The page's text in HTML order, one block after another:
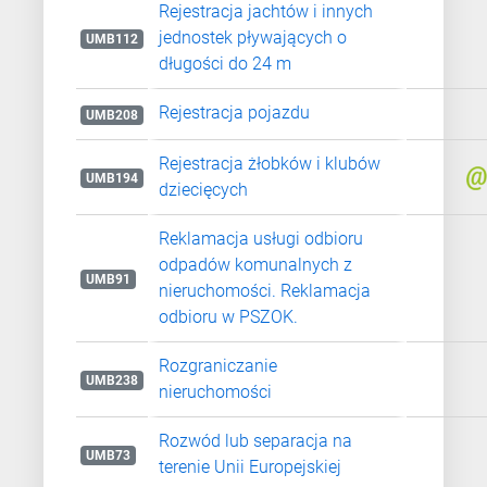
UMB112
Rejestracja jachtów i innych
jednostek pływających o
długości do 24 m
UMB208 Rejestracja pojazdu
UMB194
Rejestracja żłobków i klubów
dziecięcych
UMB91
Reklamacja usługi odbioru
odpadów komunalnych z
nieruchomości. Reklamacja
odbioru w PSZOK.
UMB238
Rozgraniczanie
nieruchomości
UMB73
Rozwód lub separacja na
terenie Unii Europejskiej